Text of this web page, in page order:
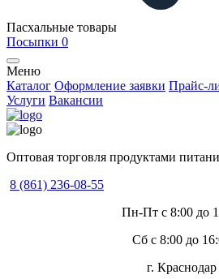
Пасхальные товары
Посыпки 0
Меню
Каталог Оформление заявки Прайс-
Услуги Вакансии
Оптовая торговля продуктами
8 (861) 236-08-55
Пн-Пт с 8:00 до
Сб с 8:00 до
г. Краснодар